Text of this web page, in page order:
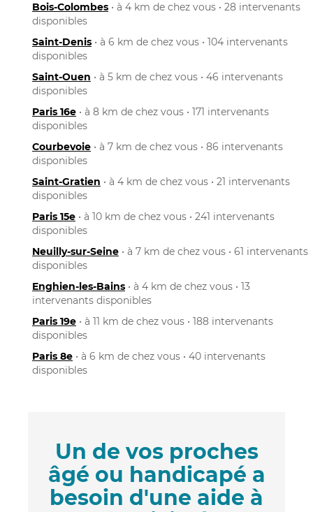
Bois-Colombes • à 4 km de chez vous • 28 intervenants
disponibles
Saint-Denis • à 6 km de chez vous • 104 intervenants
disponibles
Saint-Ouen • à 5 km de chez vous • 46 intervenants
disponibles
Paris 16e • à 8 km de chez vous • 171 intervenants
disponibles
Courbevoie • à 7 km de chez vous • 86 intervenants
disponibles
Saint-Gratien • à 4 km de chez vous • 21 intervenants
disponibles
Paris 15e • à 10 km de chez vous • 241 intervenants
disponibles
Neuilly-sur-Seine • à 7 km de chez vous • 61 intervenants
disponibles
Enghien-les-Bains • à 4 km de chez vous • 13
intervenants disponibles
Paris 19e • à 11 km de chez vous • 188 intervenants
disponibles
Paris 8e • à 6 km de chez vous • 40 intervenants
disponibles
Un de vos proches
âgé ou handicapé a
besoin d'une aide à